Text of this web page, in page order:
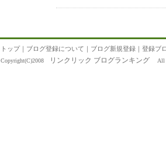
トップ｜ ブログ登録について ｜ ブログ新規登録 ｜ 登録ブ
Copyright(C)2008 リンクリック ブログランキング All